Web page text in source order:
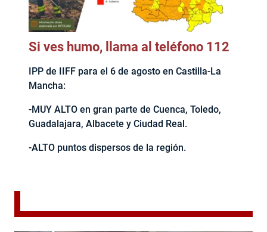
Si ves humo, llama al teléfono 112
IPP de IIFF para el 6 de agosto en Castilla-La
Mancha:
-MUY ALTO en gran parte de Cuenca, Toledo,
Guadalajara, Albacete y Ciudad Real.
-ALTO puntos dispersos de la región.